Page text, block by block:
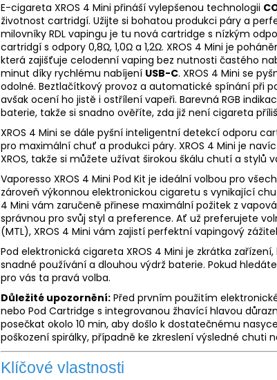
E-cigareta XROS 4 Mini přináší vylepšenou technologii
životnost cartridgí. Užijte si bohatou produkci páry a
milovníky RDL vapingu je tu nová cartridge s nízkým
cartridgí s odpory 0,8Ω, 1,0Ω a 1,2Ω. XROS 4 Mini je
která zajišťuje celodenní vaping bez nutnosti častého
minut díky rychlému nabíjení USB-C. XROS 4 Mini se
odolné. Beztlačítkový provoz a automatické spínání při
avšak ocení ho jistě i ostřílení vapeři. Barevná RGB
baterie, takže si snadno ověříte, zda již není cigareta
XROS 4 Mini se dále pyšní inteligentní detekcí odporu
pro maximální chuť a produkci páry. XROS 4 Mini je
XROS, takže si můžete užívat širokou škálu chutí a stylů
Vaporesso XROS 4 Mini Pod Kit je ideální volbou pro
zároveň výkonnou elektronickou cigaretu s vynikající
4 Mini vám zaručeně přinese maximální požitek z
správnou pro svůj styl a preference. Ať už preferujete
(MTL), XROS 4 Mini vám zajistí perfektní vapingový
Pod elektronická cigareta XROS 4 Mini je zkrátka
snadné používání a dlouhou výdrž baterie. Pokud
pro vás ta pravá volba.
Důležité upozornění: Před prvním použitím
nebo Pod Cartridge s integrovanou žhavící hlavou
posečkat okolo 10 min, aby došlo k dostatečnému
poškození spirálky, případně ke zkreslení výsledné chuti
Klíčové vlastnosti